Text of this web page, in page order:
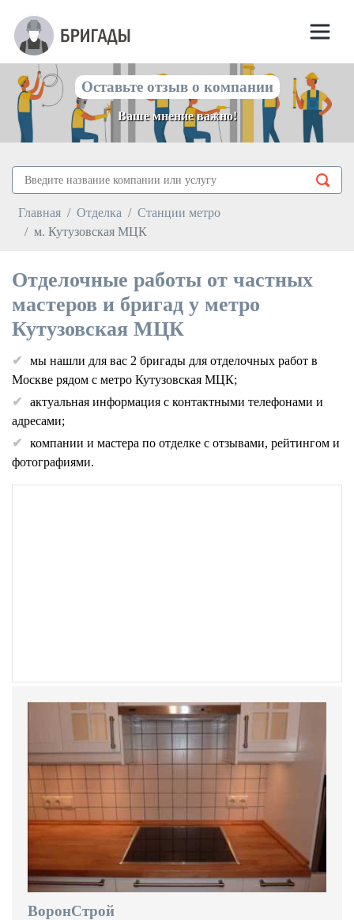
Оставьте отзыв о компании
Ваше мнение важно!
Главная Отделка
Станции метро
м. Кутузовская МЦК
Отделочные работы от частных
мастеров и бригад у метро
Кутузовская МЦК
мы нашли для вас 2 бригады для отделочных работ в
Москве рядом с метро Кутузовская МЦК;
актуальная информация с контактными телефонами и
адресами;
компании и мастера по отделке с отзывами, рейтингом и
фотографиями.
ВоронСтрой